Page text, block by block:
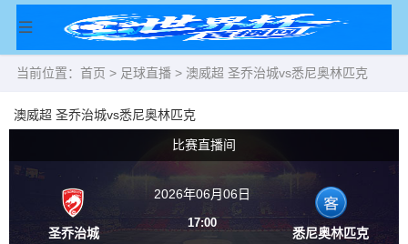
当前位置： 首页 > 足球直播 > 澳威超 圣乔治城vs悉尼奥林匹克
澳威超 圣乔治城vs悉尼奥林匹克
比赛直播间
圣乔治城
2026年06月06日
17:00
悉尼奥林匹克